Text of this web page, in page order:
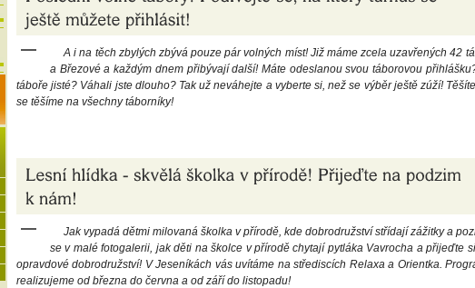
A i na těch zbylých zbývá pouze pár volných míst! Již máme zcela uzavřených 42
a Březové a každým dnem přibývají další! Máte odeslanou svou táborovou
táboře jisté? Váhali jste dlouho? Tak už neváhejte a vyberte si, než se výběr ještě zúží!
se těšíme na všechny táborníky!
Jak vypadá dětmi milovaná školka v přírodě, kde dobrodružství střídají zážitky a
se v malé fotogalerii, jak děti na školce v přírodě chytají pytláka Vavrocha a přijeďte
opravdové dobrodružství! V Jeseníkách vás uvítáme na střediscích Relaxa a Orientka.
realizujeme od března do června a od září do listopadu!